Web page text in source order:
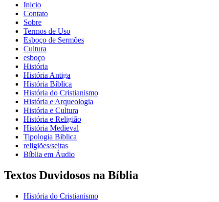
Inicio
Contato
Sobre
Termos de Uso
Esboço de Sermões
Cultura
esboço
História
História Antiga
História Bíblica
História do Cristianismo
História e Arqueologia
História e Cultura
História e Religião
História Medieval
Tipologia Biblica
religiões/seitas
Bíblia em Áudio
Textos Duvidosos na Bíblia
História do Cristianismo